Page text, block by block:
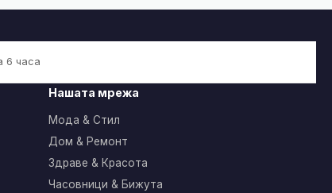
6 часа
Нашата мрежа
Мода & Стил
Дом & Ремонт
Здраве & Красота
Часовници & Бижута